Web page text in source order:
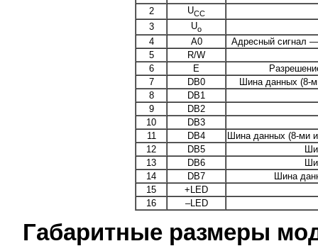
2
UCC
3 Uo
4 A0
Адресный сигнал
5
R/W
6
E
7
DB0
Шина данных (8-
8
DB1
9
DB2
10
DB3
11
DB4
Шина данных (8-ми
12
DB5
13
DB6
14
DB7
Шина
15
+LED
16
–LED
Габаритные размеры